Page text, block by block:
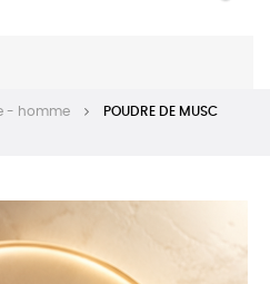
- homme
POUDRE DE MUSC